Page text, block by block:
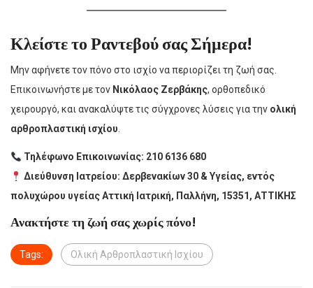
Κλείστε το Ραντεβού σας Σήμερα!
Μην αφήνετε τον πόνο στο ισχίο να περιορίζει τη ζωή σας.
Επικοινωνήστε με τον Νικόλαος Ζερβάκης, ορθοπεδικό
χειρουργό, και ανακαλύψτε τις σύγχρονες λύσεις για την ολική
αρθροπλαστική ισχίου.
Τηλέφωνο Επικοινωνίας: 210 6136 680
Διεύθυνση Ιατρείου: Δερβενακίων 30 & Υγείας, εντός
πολυχώρου υγείας Αττική Ιατρική, Παλλήνη, 15351, ΑΤΤΙΚΗΣ
Ανακτήστε τη ζωή σας χωρίς πόνο!
Tags: Ολική Αρθροπλαστική Ισχίου